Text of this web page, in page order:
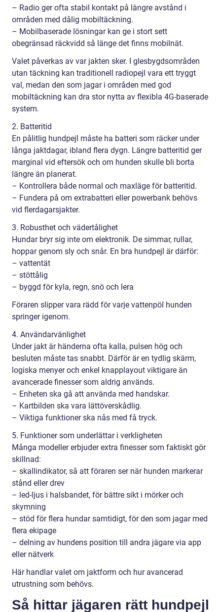
– Radio ger ofta stabil kontakt på längre avstånd i
områden med dålig mobiltäckning.
– Mobilbaserade lösningar kan ge i stort sett
obegränsad räckvidd så länge det finns mobilnät.
Valet påverkas av var jakten sker. I glesbygdsområden
utan täckning kan traditionell radiopejl vara ett tryggt
val, medan den som jagar i områden med god
mobiltäckning kan dra stor nytta av flexibla 4G-baserade
system.
2. Batteritid
En pålitlig hundpejl måste ha batteri som räcker under
långa jaktdagar, ibland flera dygn. Längre batteritid ger
marginal vid eftersök och om hunden skulle bli borta
längre än planerat.
– Kontrollera både normal och maxläge för batteritid.
– Fundera på om extrabatteri eller powerbank behövs
vid flerdagarsjakter.
3. Robusthet och vädertålighet
Hundar bryr sig inte om elektronik. De simmar, rullar,
hoppar genom sly och snår. En bra hundpejl är därför:
– vattentät
– stöttålig
– byggd för kyla, regn, snö och lera
Föraren slipper vara rädd för varje vattenpöl hunden
springer igenom.
4. Användarvänlighet
Under jakt är händerna ofta kalla, pulsen hög och
besluten måste tas snabbt. Därför är en tydlig skärm,
logiska menyer och enkel knapplayout viktigare än
avancerade finesser som aldrig används.
– Enheten ska gå att använda med handskar.
– Kartbilden ska vara lättöverskådlig.
– Viktiga funktioner ska nås med få tryck.
5. Funktioner som underlättar i verkligheten
Många modeller erbjuder extra finesser som faktiskt gör
skillnad:
– skallindikator, så att föraren ser när hunden markerar
stånd eller drev
– led-ljus i halsbandet, för bättre sikt i mörker och
skymning
– stöd för flera hundar samtidigt, för den som jagar med
flera ekipage
– delning av hundens position till andra jägare via app
eller nätverk
Här handlar valet om jaktform och hur avancerad
utrustning som behövs.
Så hittar jägaren rätt hundpejl